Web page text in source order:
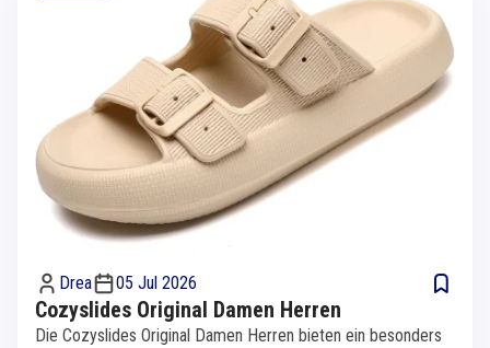
Drea 05 Jul 2026
Cozyslides Original Damen Herren
Die Cozyslides Original Damen Herren bieten ein besonders